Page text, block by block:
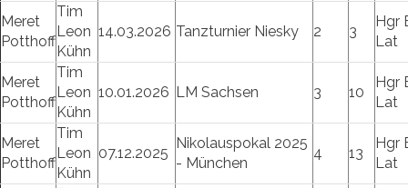
Meret
Potthoff
Tim
Leon
Kühn
14.03.2026 Tanzturnier Niesky 2 3
Hgr
Lat
Meret
Potthoff
Tim
Leon
Kühn
10.01.2026 LM Sachsen 3 10
Hgr
Lat
Meret
Potthoff
Tim
Leon
Kühn
07.12.2025
Nikolauspokal 2025
- München
4 13
Hgr
Lat